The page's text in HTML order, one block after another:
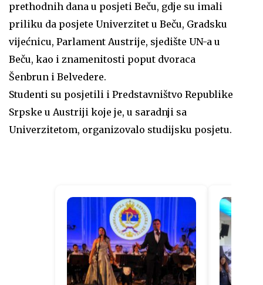
prethodnih dana u posjeti Beču, gdje su imali
priliku da posjete Univerzitet u Beču, Gradsku
vijećnicu, Parlament Austrije, sjedište UN-a u
Beču, kao i znamenitosti poput dvoraca
Šenbrun i Belvedere.
Studenti su posjetili i Predstavništvo Republike
Srpske u Austriji koje je, u saradnji sa
Univerzitetom, organizovalo studijsku posjetu.